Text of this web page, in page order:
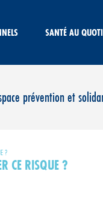
SANTÉ AU
prévention et
?
CE RISQUE ?